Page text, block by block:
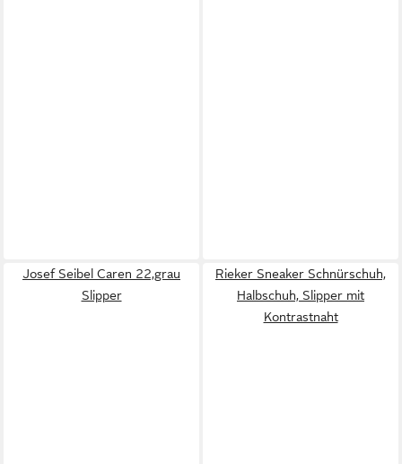
Josef Seibel Caren 22,grau
Slipper
Rieker Sneaker Schnürschuh,
Halbschuh, Slipper mit
Kontrastnaht